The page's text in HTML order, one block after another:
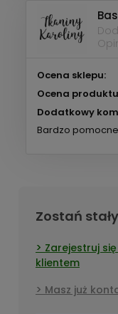
Ocena sklepu:
Ocena
Dodatkowy
Bardzo
Zostań
Zarejestruj
klientem
Masz już